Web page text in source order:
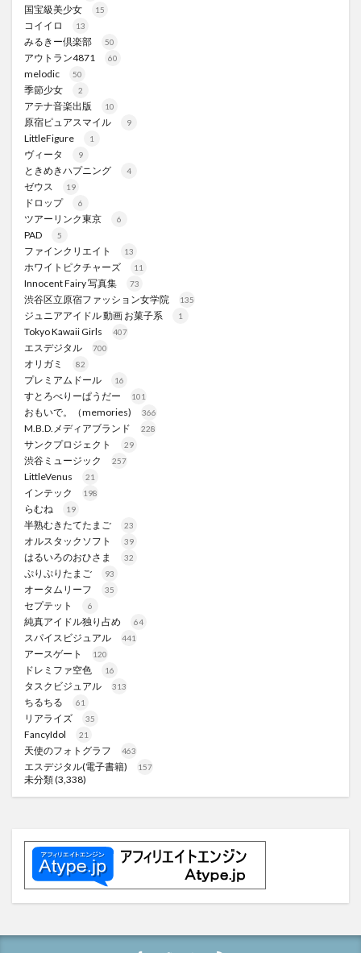
国宝級美少女 15
コイイロ 13
みるきー倶楽部 50
アウトラン4871 60
melodic 50
季節少女 2
アテナ音楽出版 10
原宿ピュアスマイル 9
LittleFigure 1
ヴィータ 9
ときめきハプニング 4
ゼウス 19
ドロップ 6
ツアーリンク東京 6
PAD 5
ファインクリエイト 13
ホワイトピクチャーズ 11
Innocent Fairy 写真集 73
渋谷区立原宿ファッション女学院 135
ジュニアアイドル 動画 お菓子系 1
Tokyo Kawaii Girls 407
エスデジタル 700
オリガミ 82
プレミアムドール 16
すとろべりーぱうだー 101
おもいで。（memories) 366
M.B.D.メディアブランド 228
サンクプロジェクト 29
渋谷ミュージック 257
LittleVenus 21
インテック 198
らむね 19
半熟むきたてたまご 23
オルスタックソフト 39
はるいろのおひさま 32
ぷりぷりたまご 93
オータムリーフ 35
セプテット 6
純真アイドル独り占め 64
スパイスビジュアル 441
アースゲート 120
ドレミファ空色 16
タスクビジュアル 313
ちるちる 61
リアライズ 35
FancyIdol 21
天使のフォトグラフ 463
エスデジタル(電子書籍) 157
未分類(3,338)